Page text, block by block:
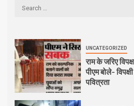
UNCATEGORIZED
राम के जरिए
पीएम बोले-
पवित्रता